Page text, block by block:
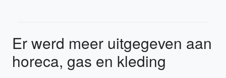
Er werd meer uitgegeven aan
horeca, gas en kleding